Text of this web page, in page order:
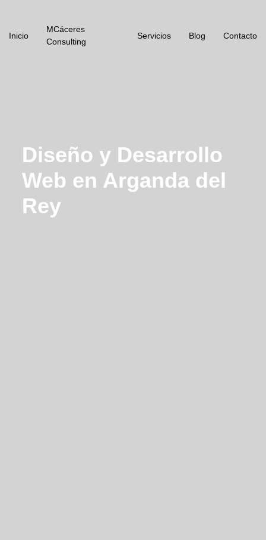
Inicio
MCáceres
Consulting
Servicios Blog Contacto
Diseño y Desarrollo
Web en Arganda del
Rey